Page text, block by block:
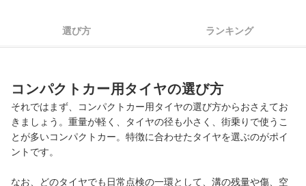
コンパクトカー用タイヤの売れ筋ランキングもチェック！
選び方 ランキング
コンパクトカー用タイヤの選び方
それではまず、コンパクトカー用タイヤの選び方からおさえてお
きましょう。重量が軽く、タイヤの径も小さく、街乗りで使うこ
とが多いコンパクトカー。特徴に合わせたタイヤを選ぶのがポイ
ントです。
なお、どのタイヤでも日常点検の一環として、溝の残量や傷、空